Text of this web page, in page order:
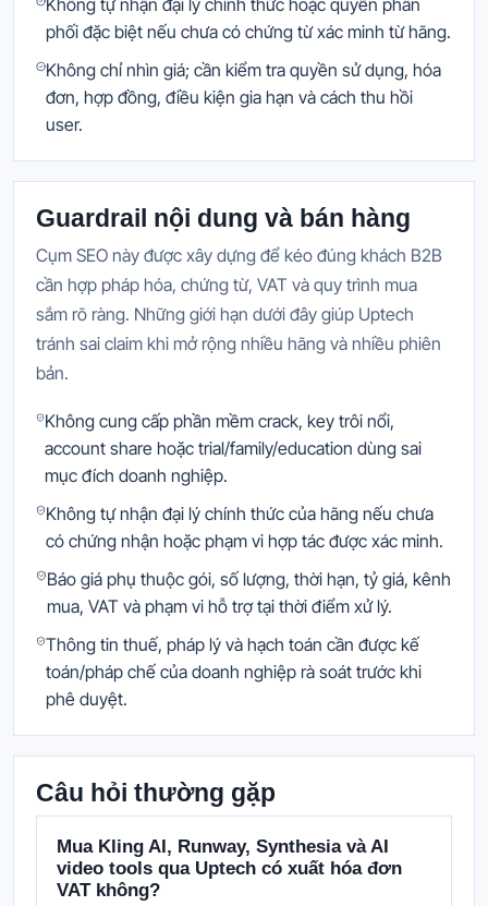
Không tự nhận đại lý chính thức hoặc quyền phân
phối đặc biệt nếu chưa có chứng từ xác minh từ hãng.
Không chỉ nhìn giá; cần kiểm tra quyền sử dụng, hóa
đơn, hợp đồng, điều kiện gia hạn và cách thu hồi
user.
Guardrail nội dung và bán hàng
Cụm SEO này được xây dựng để kéo đúng khách B2B
cần hợp pháp hóa, chứng từ, VAT và quy trình mua
sắm rõ ràng. Những giới hạn dưới đây giúp Uptech
tránh sai claim khi mở rộng nhiều hãng và nhiều phiên
bản.
Không cung cấp phần mềm crack, key trôi nổi,
account share hoặc trial/family/education dùng sai
mục đích doanh nghiệp.
Không tự nhận đại lý chính thức của hãng nếu chưa
có chứng nhận hoặc phạm vi hợp tác được xác minh.
Báo giá phụ thuộc gói, số lượng, thời hạn, tỷ giá, kênh
mua, VAT và phạm vi hỗ trợ tại thời điểm xử lý.
Thông tin thuế, pháp lý và hạch toán cần được kế
toán/pháp chế của doanh nghiệp rà soát trước khi
phê duyệt.
Câu hỏi thường gặp
Mua Kling AI, Runway, Synthesia và AI
video tools qua Uptech có xuất hóa đơn
VAT không?